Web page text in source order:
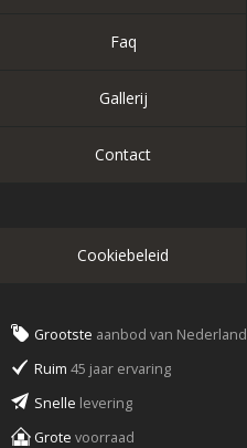
Faq
Gallerij
Contact
Cookiebeleid
Grootste aanbod van Nederland
Ruim 45 jaar ervaring
Snelle levering
Grote voorraad